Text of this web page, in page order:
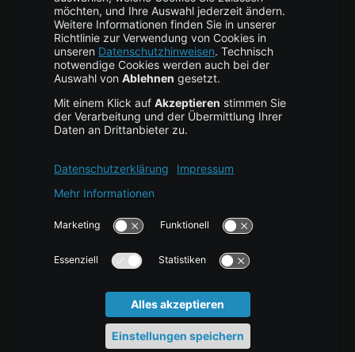
Business Hosting
Cloud Storage
Cloud Anbieter
Leitfaden & Übersicht
News
Glossar